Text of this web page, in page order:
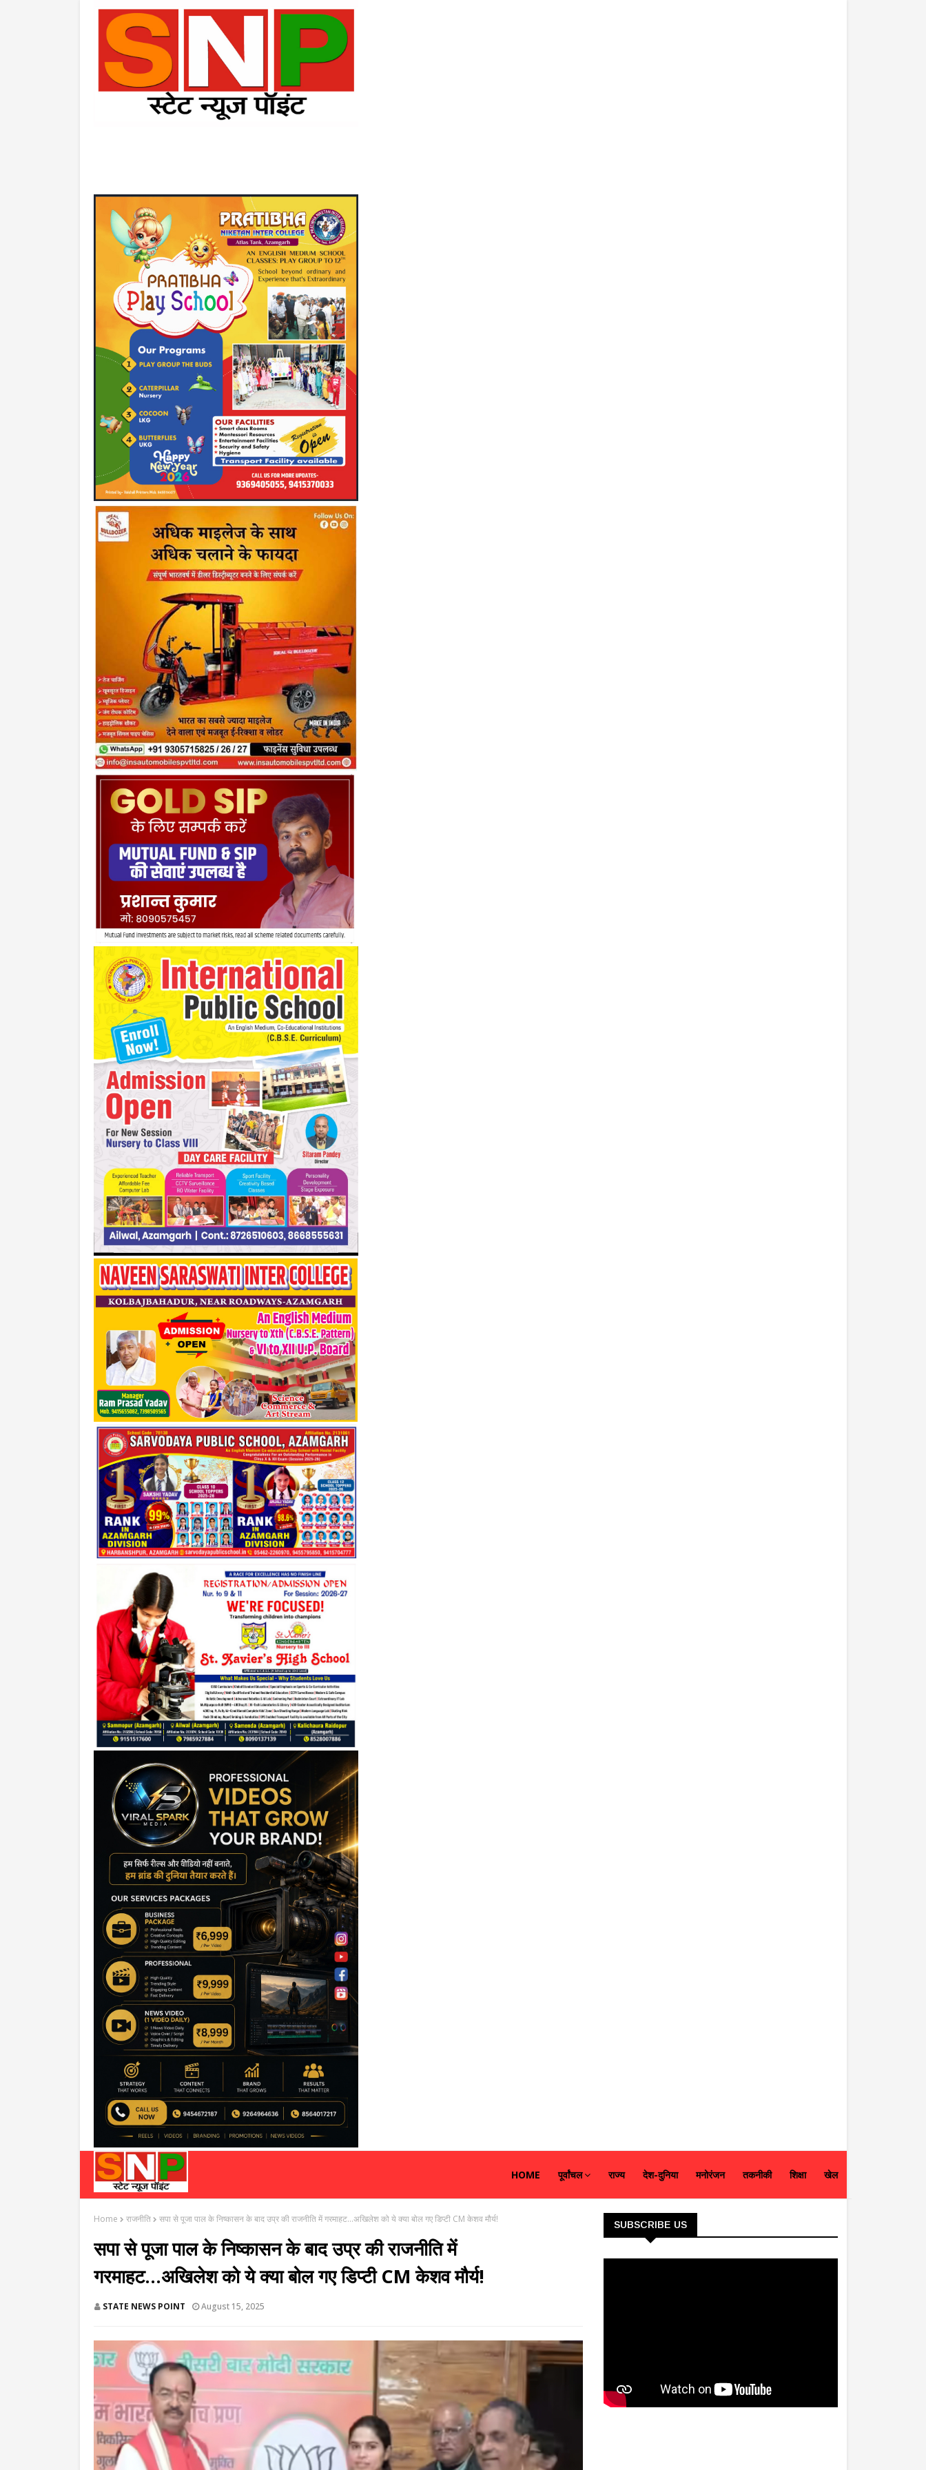
HOME पूर्वांचल राज्य देश-दुनिया मनोरंजन तकनीकी शिक्षा खेल
Home राजनीति सपा से पूजा पाल के निष्कासन के बाद उप्र की राजनीति में गरमाहट...अखिलेश को ये क्या बोल गए डिप्टी CM केशव मौर्य!
सपा से पूजा पाल के निष्कासन के बाद उप्र की राजनीति में
गरमाहट...अखिलेश को ये क्या बोल गए डिप्टी CM केशव मौर्य!
STATE NEWS POINT August 15, 2025
SUBSCRIBE US